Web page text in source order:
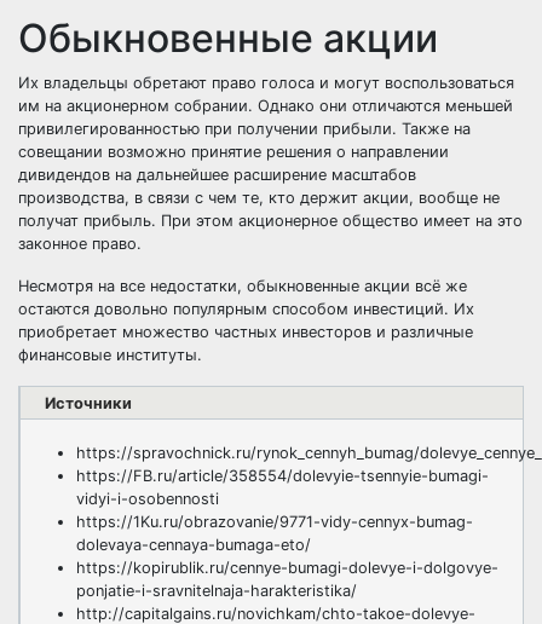
Обыкновенные акции
Их владельцы обретают право голоса и могут воспользоваться
им на акционерном собрании. Однако они отличаются меньшей
привилегированностью при получении прибыли. Также на
совещании возможно принятие решения о направлении
дивидендов на дальнейшее расширение масштабов
производства, в связи с чем те, кто держит акции, вообще не
получат прибыль. При этом акционерное общество имеет на это
законное право.
Несмотря на все недостатки, обыкновенные акции всё же
остаются довольно популярным способом инвестиций. Их
приобретает множество частных инвесторов и различные
финансовые институты.
Источники
https://spravochnick.ru/rynok_cennyh_bumag/
https://FB.ru/article/358554/dolevyie-tsennyie-bumagi-
vidyi-i-osobennosti
https://1Ku.ru/obrazovanie/9771-vidy-cennyx-bumag-
dolevaya-cennaya-bumaga-eto/
https://kopirublik.ru/cennye-bumagi-dolevye-i-dolgovye-
ponjatie-i-sravnitelnaja-harakteristika/
http://capitalgains.ru/novichkam/chto-takoe-dolevye-